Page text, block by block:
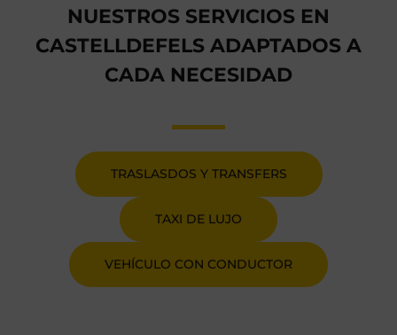
NUESTROS SERVICIOS EN
CASTELLDEFELS ADAPTADOS A
CADA NECESIDAD
TRASLASDOS Y TRANSFERS
TAXI DE LUJO
VEHÍCULO CON CONDUCTOR